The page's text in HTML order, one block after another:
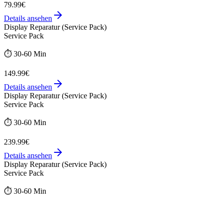
79.99€
Details ansehen
Display Reparatur (Service Pack)
Service Pack
⏱️ 30-60 Min
149.99€
Details ansehen
Display Reparatur (Service Pack)
Service Pack
⏱️ 30-60 Min
239.99€
Details ansehen
Display Reparatur (Service Pack)
Service Pack
⏱️ 30-60 Min